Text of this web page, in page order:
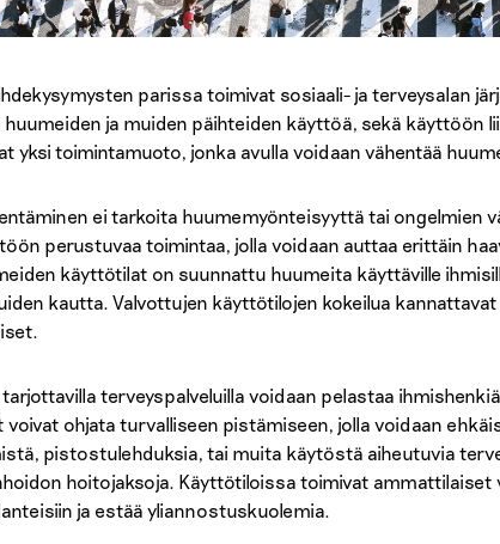
parissa toimivat sosiaali- ja terveysalan
huumeiden ja muiden päihteiden käyttöä, sekä käyttöön
yksi toimintamuoto, jonka avulla voidaan vähentää
ei tarkoita huumemyönteisyyttä tai ongelmien
perustuvaa toimintaa, jolla voidaan auttaa erittäin
käyttötilat on suunnattu huumeita käyttäville
kautta. Valvottujen käyttötilojen kokeilua
terveyspalveluilla voidaan pelastaa
voivat ohjata turvalliseen pistämiseen, jolla voidaan
pistostulehduksia, tai muita käytöstä aiheutuvia
hoitojaksoja. Käyttötiloissa toimivat ammattilaiset
ja estää yliannostuskuolemia.